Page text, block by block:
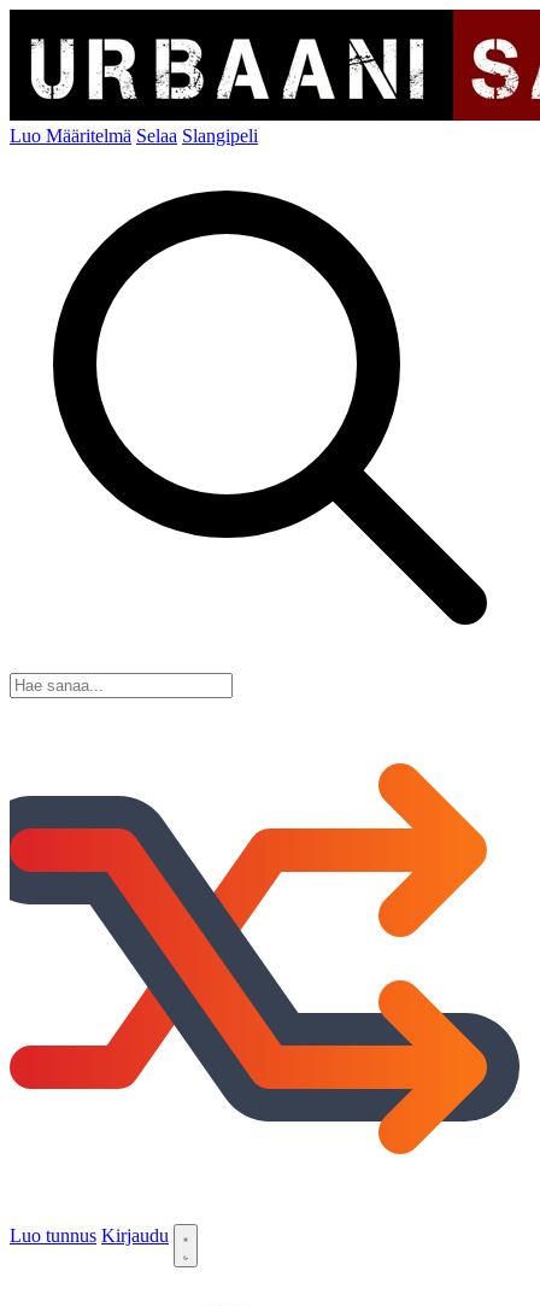
Luo Määritelmä Selaa Slangipeli
Luo tunnus Kirjaudu